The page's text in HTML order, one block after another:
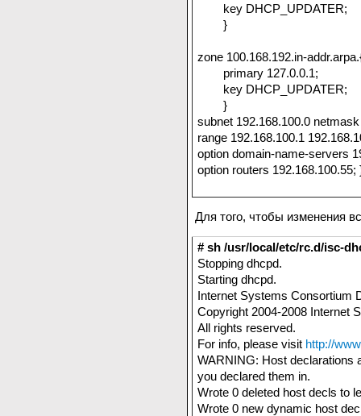
key DHCP_UPDATER;
}
zone 100.168.192.in-
primary 127.0.0.1;
key DHCP_UPDATER;
}
subnet 192.168.100.0
range 192.168.100.1
option domain-name-servers
option routers 192.168.100.55;
Для того, чтобы изменения
# sh /usr/local/etc/rc.d/isc-
Stopping dhcpd.
Starting dhcpd.
Internet Systems Consortium
Copyright 2004-2008 Internet
All rights reserved.
For info, please visit http://
WARNING: Host declarations
you declared them in.
Wrote 0 deleted host decls to
Wrote 0 new dynamic host